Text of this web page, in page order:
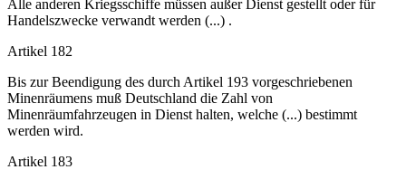
Alle anderen Kriegsschiffe müssen außer Dienst gestellt oder für
Handelszwecke verwandt werden (...) .
Artikel 182
Bis zur Beendigung des durch Artikel 193 vorgeschriebenen
Minenräumens muß Deutschland die Zahl von
Minenräumfahrzeugen in Dienst halten, welche (...) bestimmt
werden wird.
Artikel 183